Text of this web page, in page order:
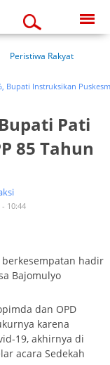
11:26:10 pm
Peristiwa Rakyat
Instruksikan Puskesmas
Pati
85 Tahun
10:44
berkesempatan hadir
Bajomulyo
dan OPD
karena
19, akhirnya di
acara Sedekah